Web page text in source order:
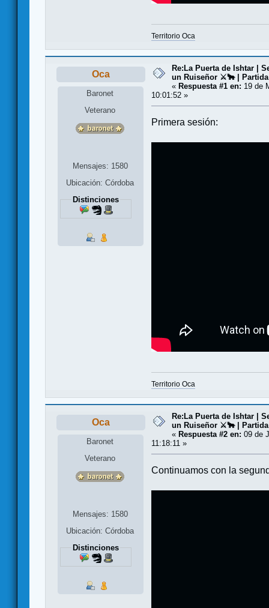
Territorio Oca
Oca
Baronet
Veterano
Mensajes: 1580
Ubicación: Córdoba
Distinciones
Re:La Puerta de Ishtar |
un Ruiseñor ⚔️🐂 |
« Respuesta #1 en: 19 de
10:01:52 »
Primera sesión:
Territorio Oca
Oca
Baronet
Veterano
Mensajes: 1580
Ubicación: Córdoba
Distinciones
Re:La Puerta de Ishtar |
un Ruiseñor ⚔️🐂 |
« Respuesta #2 en: 09 de
11:18:11 »
Continuamos con la